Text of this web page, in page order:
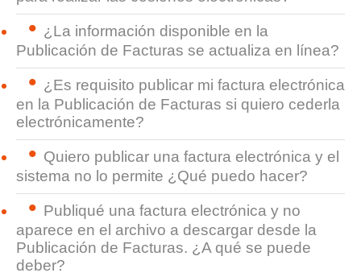
¿La información disponible en la
Publicación de Facturas se actualiza en línea?
¿Es requisito publicar mi factura electrónica
en la Publicación de Facturas si quiero cederla
electrónicamente?
Quiero publicar una factura electrónica y el
sistema no lo permite ¿Qué puedo hacer?
Publiqué una factura electrónica y no
aparece en el archivo a descargar desde la
Publicación de Facturas. ¿A qué se puede
deber?